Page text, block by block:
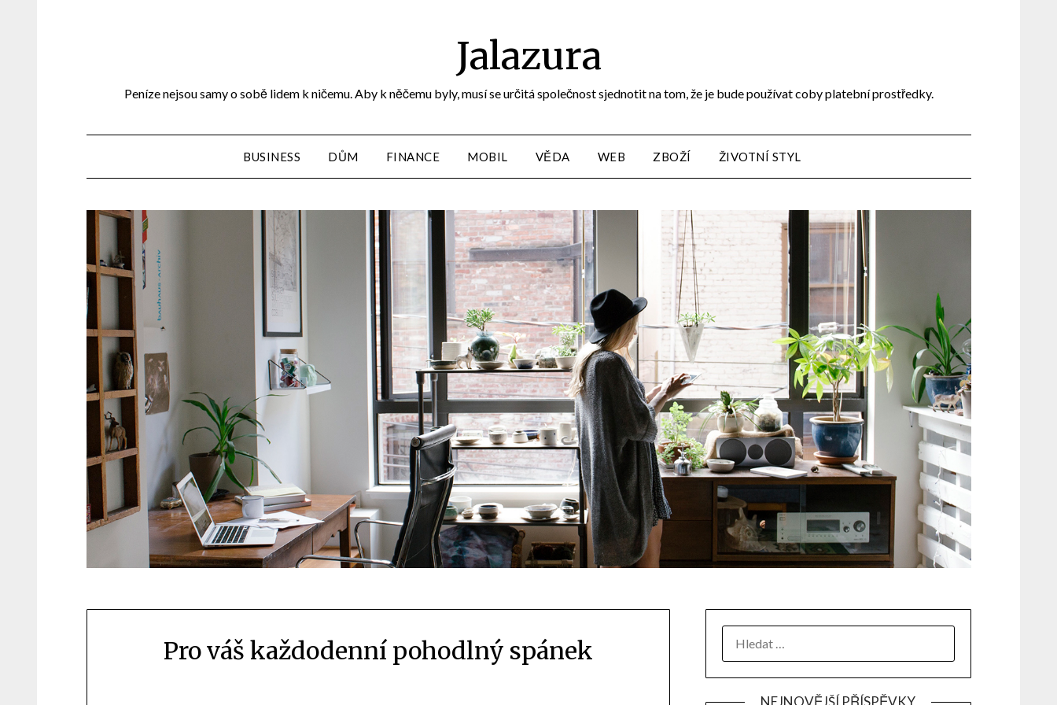
Jalazura
Peníze nejsou samy o sobě lidem k ničemu. Aby k něčemu byly, musí se určitá společnost sjednotit na tom, že je bude používat coby platební prostředky.
BUSINESS DŮM FINANCE MOBIL VĚDA WEB ZBOŽÍ ŽIVOTNÍ STYL
Pro váš každodenní pohodlný spánek
NEJNOVĚJŠÍ PŘÍSPĚVKY